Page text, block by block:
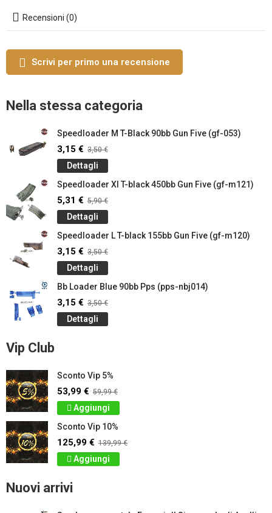
Recensioni (0)
Scrivi per primo una recensione
Nella stessa categoria
Speedloader M T-Black 90bb Gun Five (gf-053)
3,15 € 3,50 €
Dettagli
Speedloader Xl T-black 450bb Gun Five (gf-m121)
5,31 € 5,90 €
Dettagli
Speedloader L T-black 155bb Gun Five (gf-m120)
3,15 € 3,50 €
Dettagli
Bb Loader Blue 90bb Pps (pps-nbj014)
3,15 € 3,50 €
Dettagli
Vip Club
Sconto Vip 5%
53,99 € 59,99 €
Aggiungi
Sconto Vip 10%
125,99 € 139,99 €
Aggiungi
Nuovi arrivi